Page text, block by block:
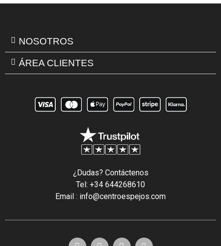
NOSOTROS
ÁREA CLIENTES
¿Dudas? Contáctenos
Tel: +34 644268610
Email : info@centroespejos.com